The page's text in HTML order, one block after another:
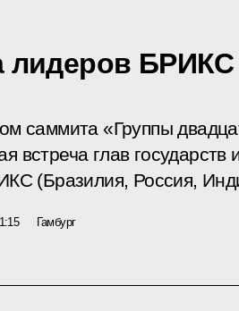
лидеров БРИКС
саммита «Группы
встреча глав государств
(Бразилия, Россия,
Гамбург